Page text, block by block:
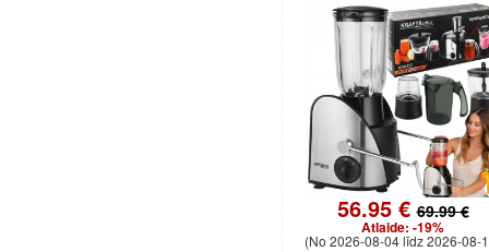
56.95 €69.99 €
Atlaide: -19%
(No 2026-08-04 līdz 2026-08-